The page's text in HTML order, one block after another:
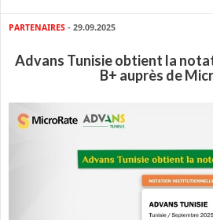
PARTENAIRES - 29.09.2025
Advans Tunisie obtient la
B+ auprès de